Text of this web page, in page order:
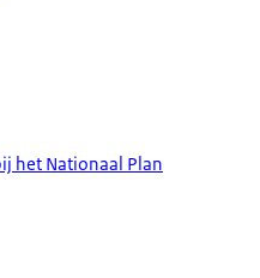
het Nationaal Plan